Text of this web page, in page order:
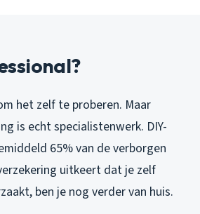
het zelf te proberen. Maar
is echt specialistenwerk. DIY-
65% van de verborgen
uitkeert dat je zelf
ben je nog verder van huis.